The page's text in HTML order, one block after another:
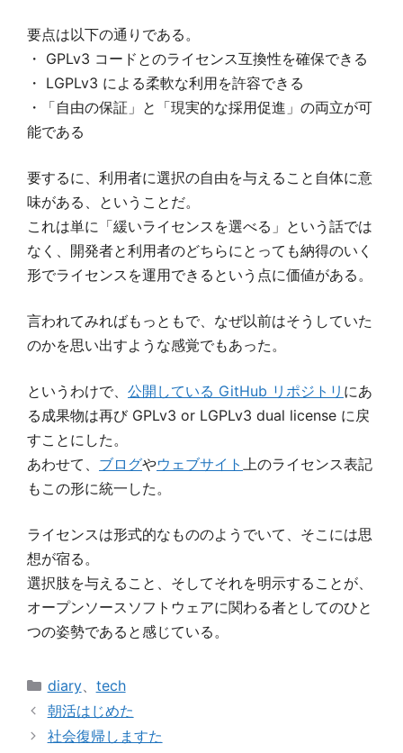
要点は以下の通りである。
・ GPLv3 コードとのライセンス互換性を確保できる
・ LGPLv3 による柔軟な利用を許容できる
・「自由の保証」と「現実的な採用促進」の両立が可
能である
要するに、利用者に選択の自由を与えること自体に意
味がある、ということだ。
これは単に「緩いライセンスを選べる」という話では
なく、開発者と利用者のどちらにとっても納得のいく
形でライセンスを運用できるという点に価値がある。
言われてみればもっともで、なぜ以前はそうしていた
のかを思い出すような感覚でもあった。
というわけで、 公開している GitHub リポジトリ にあ
る成果物は再び GPLv3 or LGPLv3 dual license に戻
すことにした。
あわせて、 ブログやウェブサイト 上のライセンス表記
もこの形に統一した。
ライセンスは形式的なもののようでいて、そこには思
想が宿る。
選択肢を与えること、そしてそれを明示することが、
オープンソースソフトウェアに関わる者としてのひと
つの姿勢であると感じている。
カ
テ
ゴ
リ
diary、 tech
朝活はじめた
社会復帰しますた